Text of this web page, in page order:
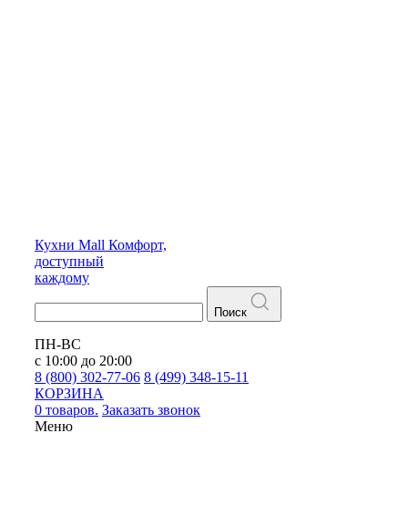
Кухни Mall Комфорт,
доступный
каждому
Поиск
ПН-ВС
с 10:00 до 20:00
8 (800) 302-77-06 8 (499) 348-15-11
КОРЗИНА
0 товаров. Заказать звонок
Меню